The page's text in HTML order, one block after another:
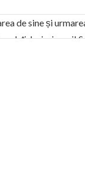
de sine și
sculați, boieri mari!